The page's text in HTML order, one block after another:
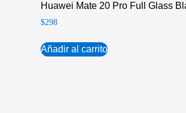
Huawei Mate 20 Pro Full Glass
$298
Añadir al carrito